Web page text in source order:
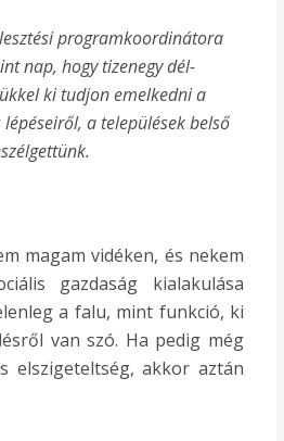
programkoordinátora
nap, hogy tizenegy dél-
ki tudjon emelkedni a
lépéseiről, a települések belső
magam vidéken, és nekem
gazdaság kialakulása
a falu, mint funkció, ki
van szó. Ha pedig még
elszigeteltség, akkor aztán